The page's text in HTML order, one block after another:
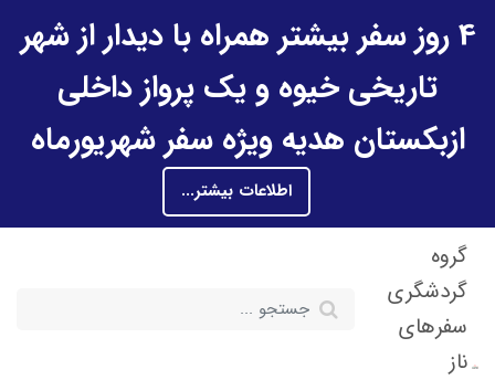
4 روز سفر بیشتر همراه با دیدار از شهر
تاریخی خیوه و یک پرواز داخلی
ازبکستان هدیه ویژه سفر شهریورماه
اطلاعات بیشتر...
گروه
گردشگری
سفرهای
ناز